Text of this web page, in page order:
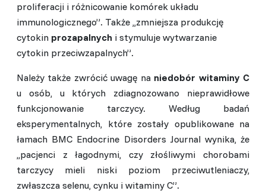
proliferacji i różnicowanie komórek układu
immunologicznego”. Także ,,zmniejsza produkcję
cytokin prozapalnych i stymuluje wytwarzanie
cytokin przeciwzapalnych”.
Należy także zwrócić uwagę na niedobór witaminy C
u osób, u których zdiagnozowano nieprawidłowe
funkcjonowanie tarczycy. Według badań
eksperymentalnych, które zostały opublikowane na
łamach BMC Endocrine Disorders Journal wynika, że
,,pacjenci z łagodnymi, czy złośliwymi chorobami
tarczycy mieli niski poziom przeciwutleniaczy,
zwłaszcza selenu, cynku i witaminy C”.